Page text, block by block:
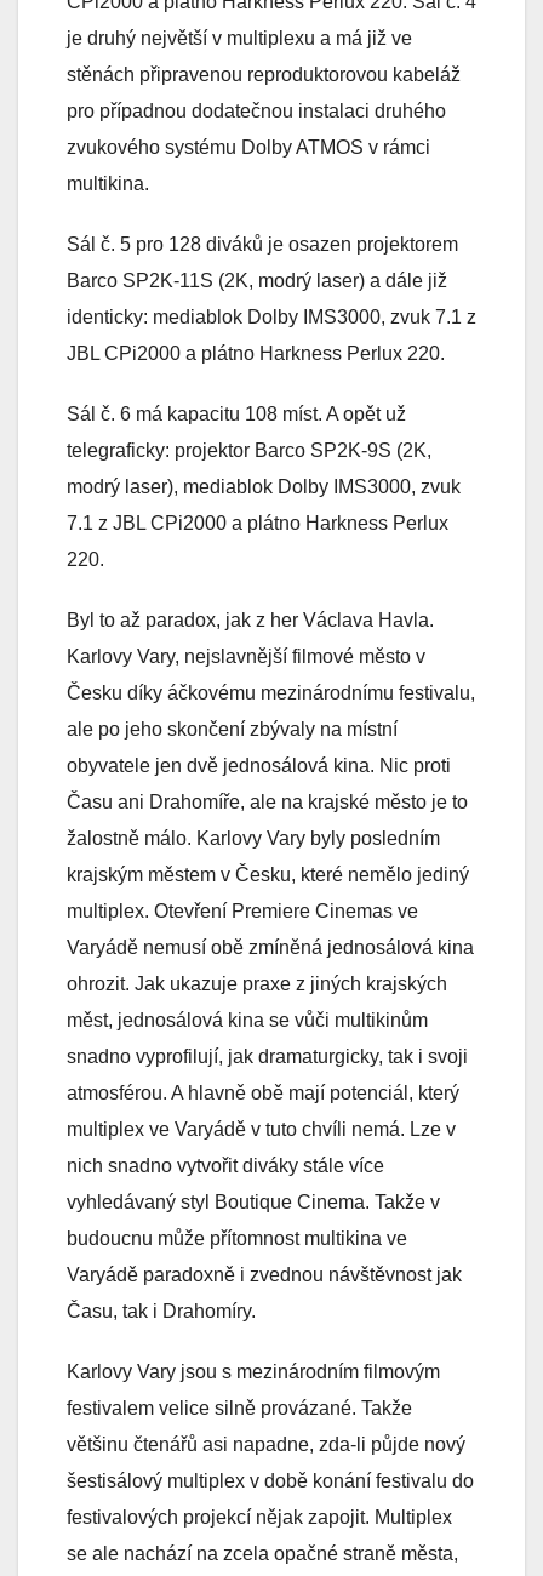
je druhý největší v multiplexu a má již ve
stěnách připravenou reproduktorovou kabeláž
pro případnou dodatečnou instalaci druhého
zvukového systému Dolby ATMOS v rámci
multikina.
Sál č. 5 pro 128 diváků je osazen projektorem
Barco SP2K-11S (2K, modrý laser) a dále již
identicky: mediablok Dolby IMS3000, zvuk 7.1 z
JBL CPi2000 a plátno Harkness Perlux 220.
Sál č. 6 má kapacitu 108 míst. A opět už
telegraficky: projektor Barco SP2K-9S (2K,
modrý laser), mediablok Dolby IMS3000, zvuk
7.1 z JBL CPi2000 a plátno Harkness Perlux
220.
Byl to až paradox, jak z her Václava Havla.
Karlovy Vary, nejslavnější filmové město v
Česku díky áčkovému mezinárodnímu festivalu,
ale po jeho skončení zbývaly na místní
obyvatele jen dvě jednosálová kina. Nic proti
Času ani Drahomíře, ale na krajské město je to
žalostně málo. Karlovy Vary byly posledním
krajským městem v Česku, které nemělo jediný
multiplex. Otevření Premiere Cinemas ve
Varyádě nemusí obě zmíněná jednosálová kina
ohrozit. Jak ukazuje praxe z jiných krajských
měst, jednosálová kina se vůči multikinům
snadno vyprofilují, jak dramaturgicky, tak i svoji
atmosférou. A hlavně obě mají potenciál, který
multiplex ve Varyádě v tuto chvíli nemá. Lze v
nich snadno vytvořit diváky stále více
vyhledávaný styl Boutique Cinema. Takže v
budoucnu může přítomnost multikina ve
Varyádě paradoxně i zvednou návštěvnost jak
Času, tak i Drahomíry.
Karlovy Vary jsou s mezinárodním filmovým
festivalem velice silně provázané. Takže
většinu čtenářů asi napadne, zda-li půjde nový
šestisálový multiplex v době konání festivalu do
festivalových projekcí nějak zapojit. Multiplex
se ale nachází na zcela opačné straně města,